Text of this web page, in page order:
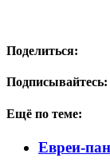
Поделиться:
Подписывайтесь:
Ещё по теме:
Евреи-